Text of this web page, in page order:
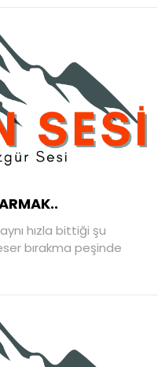
hızla bittiği şu
bırakma peşinde